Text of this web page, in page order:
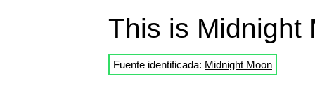
This is Midnight
Fuente identificada: Midnight Moon